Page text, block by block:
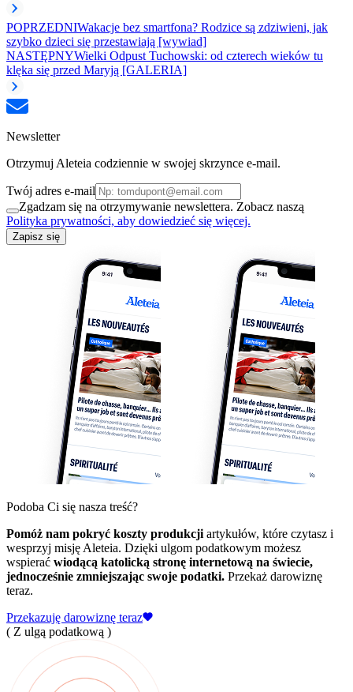
POPRZEDNIWakacje bez smartfona? Rodzice są zdziwieni, jak
szybko dzieci się przestawiają [wywiad]
NASTĘPNYWielki Odpust Tuchowski: od czterech wieków tu
klęka się przed Maryją [GALERIA]
Newsletter
Otrzymuj Aleteia codziennie w swojej skrzynce e-mail.
Twój adres e-mail
Zgadzam się na otrzymywanie newslettera. Zobacz naszą
Polityka prywatności, aby dowiedzieć się więcej.
Zapisz się
Podoba Ci się nasza treść?
Pomóż nam pokryć koszty produkcji artykułów, które czytasz i
wesprzyj misję Aleteia. Dzięki ulgom podatkowym możesz
wspierać wiodącą katolicką stronę internetową na świecie,
jednocześnie zmniejszając swoje podatki. Przekaż darowiznę
teraz.
Przekazuję darowiznę teraz
( Z ulgą podatkową )